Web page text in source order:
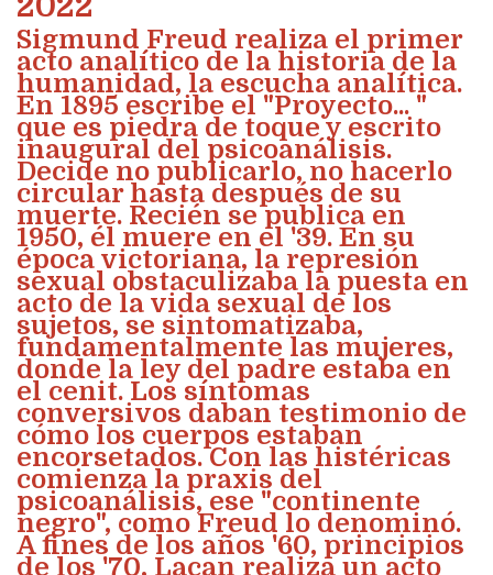
Sigmund Freud realiza el primer
acto analítico de la historia de la
humanidad, la escucha analítica.
En 1895 escribe el "Proyecto... "
que es piedra de toque y escrito
inaugural del psicoanálisis.
Decide no publicarlo, no hacerlo
circular hasta después de su
muerte. Recién se publica en
1950, él muere en el '39. En su
época victoriana, la represión
sexual obstaculizaba la puesta en
acto de la vida sexual de los
sujetos, se sintomatizaba,
fundamentalmente las mujeres,
donde la ley del padre estaba en
el cenit. Los síntomas
conversivos daban testimonio de
cómo los cuerpos estaban
encorsetados. Con las histéricas
comienza la praxis del
psicoanálisis, ese "continente
negro", como Freud lo denominó.
A fines de los años '60, principios
de los '70, Lacan realiza un acto